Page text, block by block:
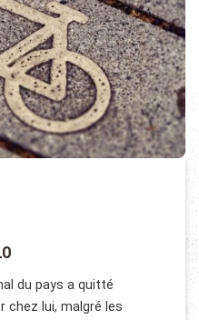
du pays a quitté
chez lui, malgré les